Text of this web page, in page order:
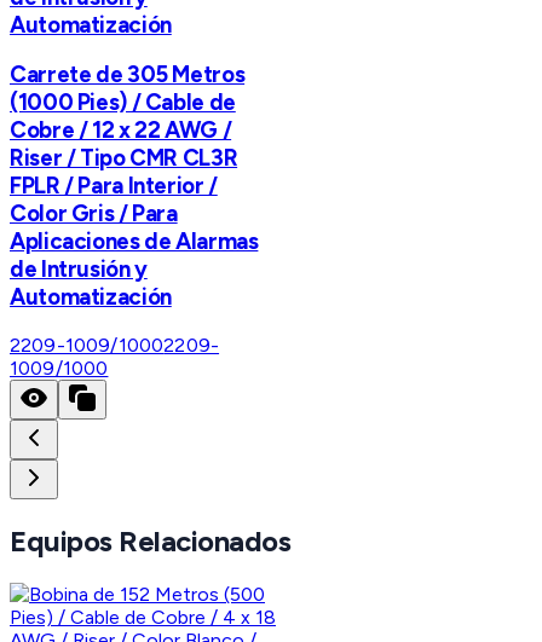
Automatización
Carrete de 305 Metros
(1000 Pies) / Cable de
Cobre / 12 x 22 AWG /
Riser / Tipo CMR CL3R
FPLR / Para Interior /
Color Gris / Para
Aplicaciones de Alarmas
de Intrusión y
Automatización
2209-1009/10002209-
1009/1000
Equipos Relacionados